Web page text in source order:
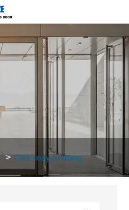
Cửa xoay tự động